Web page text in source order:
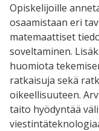
Opiskelijoille
osaamistaan eri
matemaattiset
soveltaminen.
huomiota
ratkaisuja sekä
oikeellisuuteen.
taito hyödyntää